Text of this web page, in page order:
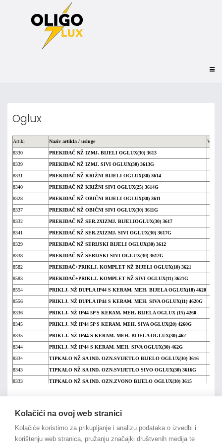
Oglux
Artikl Naziv artikla / usluge Vpc
8330 PREKIDAČ NŽ IZMJ. BIJELI OGLUX(30) 3613
8339 PREKIDAČ NŽ IZMJ. SIVI OGLUX(30) 3613G
8331 PREKIDAČ NŽ KRIŽNI BIJELI OGLUX(30) 3614
8340 PREKIDAČ NŽ KRIŽNI SIVI OGLUX(25) 3614G
8328 PREKIDAČ NŽ OBIČNI BIJELI OGLUX(30) 3611
8337 PREKIDAČ NŽ OBIČNI SIVI OGLUX(30) 3611G
8332 PREKIDAČ NŽ SER.2XIZMJ. BIJELIOGLUX(30) 3617
8341 PREKIDAČ NŽ SER.2XIZMJ. SIVI OGLUX(30) 3617G
8329 PREKIDAČ NŽ SERIJSKI BIJELI OGLUX(30) 3612
8338 PREKIDAČ NŽ SERIJSKI SIVI OGLUX(30) 3612G
8582 PREKIDAČ+PRIKLJ. KOMPLET NŽ BIJELI OGLUX(10) 3621
8583 PREKIDAČ+PRIKLJ. KOMPLET NŽ SIVI OGLUX(11) 3621G
8554 PRIKLJ. NŽ DUPLA IP44 S KERAM. MEH. BIJELA OGLUX(18) 4620
8556 PRIKLJ. NŽ DUPLA IP44 S KERAM. MEH. SIVA OGLUX(11) 4620G
8336 PRIKLJ. NŽ IP44 5P S KERAM. MEH. BIJELA OGLUX (15) 4260
8345 PRIKLJ. NŽ IP44 5P S KERAM. MEH. SIVA OGLUX(20) 4260G
8335 PRIKLJ. NŽ IP44 S KERAM. MEH. BIJELA OGLUX(30) 462
8344 PRIKLJ. NŽ IP44 S KERAM. MEH. SIVA OGLUX(30) 462G
8334 TIPKALO NŽ SA IND. OZN.SVIJETLO BIJELO OGLUX(30) 3616
8343 TIPKALO NŽ SA IND. OZN.SVIJETLO SIVO OGLUX(30) 3616G
8333 TIPKALO NŽ SA IND. OZN.ZVONO BIJELO OGLUX(30) 3615
9315 ZVONO DIN-DON 8V OGLUX(15) 806
Kolačići na ovoj web stranici
Kolačiće koristimo za prikupljanje i analizu podataka o izvedbi i
korištenju web stranica, pružanju značajki društvenih medija te